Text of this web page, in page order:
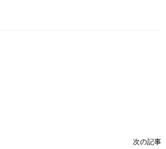
次の記事